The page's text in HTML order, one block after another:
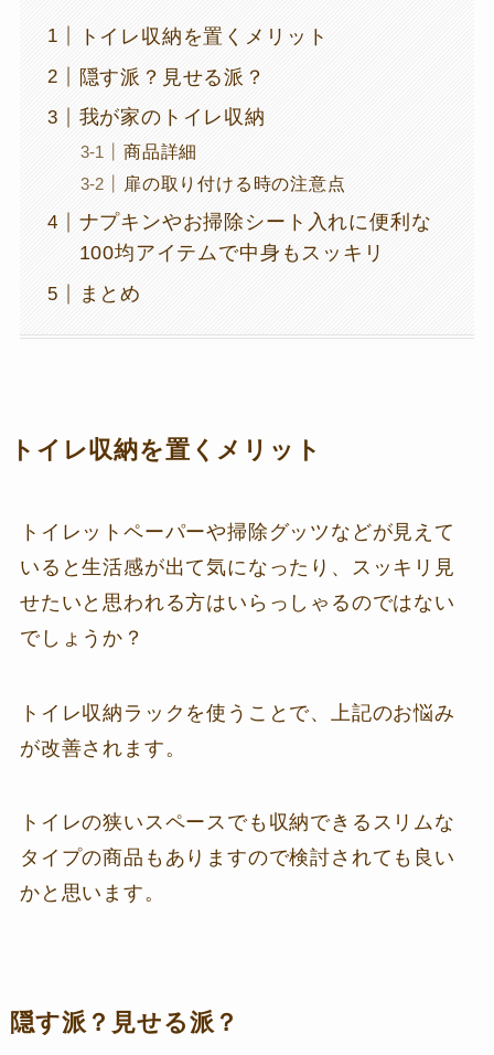
トイレ収納を置くメリット
隠す派？見せる派？
我が家のトイレ収納
商品詳細
扉の取り付ける時の注意点
ナプキンやお掃除シート入れに便利な
100均アイテムで中身もスッキリ
まとめ
トイレ収納を置くメリット
トイレットペーパーや掃除グッツなどが見えて
いると生活感が出て気になったり、スッキリ見
せたいと思われる方はいらっしゃるのではない
でしょうか？
トイレ収納ラックを使うことで、上記のお悩み
が改善されます。
トイレの狭いスペースでも収納できるスリムな
タイプの商品もありますので検討されても良い
かと思います。
隠す派？見せる派？